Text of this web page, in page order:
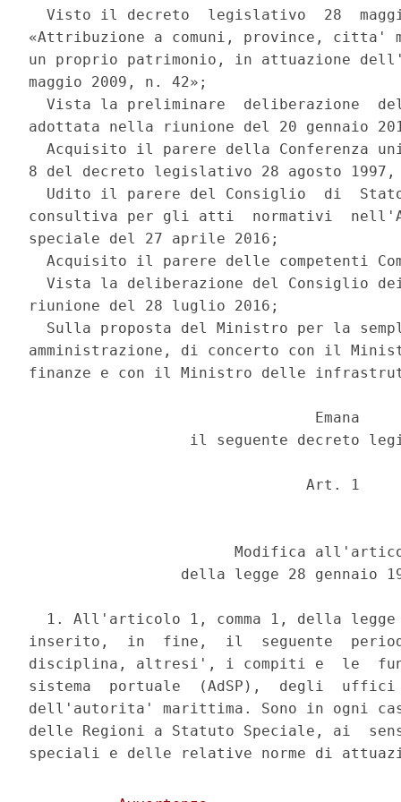
Visto il decreto  legislativo  28
«Attribuzione a comuni, province, citta'
un proprio patrimonio, in attuazione
maggio 2009, n. 42»;
Vista la preliminare  deliberazione
adottata nella riunione del 20 gennaio
Acquisito il parere della Conferenza
8 del decreto legislativo 28 agosto
Udito il parere del Consiglio  di
consultiva per gli atti  normativi
speciale del 27 aprile 2016;
Acquisito il parere delle competenti
Vista la deliberazione del Consiglio
riunione del 28 luglio 2016;
Sulla proposta del Ministro per la
amministrazione, di concerto con il
finanze e con il Ministro delle
                                Emana
il seguente decreto
                               Art. 1
Modifica
della legge 28 gennaio
1. All'articolo 1, comma 1, della
inserito,  in  fine,  il  seguente
disciplina, altresi', i compiti e  le
sistema  portuale  (AdSP),  degli
dell'autorita' marittima. Sono in ogni
delle Regioni a Statuto Speciale, ai